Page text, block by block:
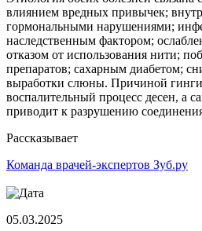
влиянием вредных привычек;
гормональными нарушениями;
наследственным фактором;
отказом от использования нити;
препаратов; сахарным диабетом;
выработки слюны. Причиной
воспалительный процесс десен, а
приводит к разрушению
Рассказывает
Команда врачей-экспертов Зуб.ру
05.03.2025